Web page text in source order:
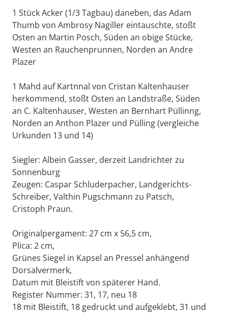
1 Stück Acker (1/3 Tagbau) daneben, das Adam
Thumb von Ambrosy Nagiller eintauschte, stoßt
Osten an Martin Posch, Süden an obige Stücke,
Westen an Rauchenprunnen, Norden an Andre
Plazer
1 Mahd auf Kartnnal von Cristan Kaltenhauser
herkommend, stoßt Osten an Landstraße, Süden
an C. Kaltenhauser, Westen an Bernhart Püllinng,
Norden an Anthon Plazer und Pülling (vergleiche
Urkunden 13 und 14)
Siegler: Albein Gasser, derzeit Landrichter zu
Sonnenburg
Zeugen: Caspar Schluderpacher, Landgerichts-
Schreiber, Valthin Pugschmann zu Patsch,
Cristoph Praun.
Originalpergament: 27 cm x 56,5 cm,
Plica: 2 cm,
Grünes Siegel in Kapsel an Pressel anhängend
Dorsalvermerk,
Datum mit Bleistift von späterer Hand.
Register Nummer: 31, 17, neu 18
18 mit Bleistift, 18 gedruckt und aufgeklebt, 31 und